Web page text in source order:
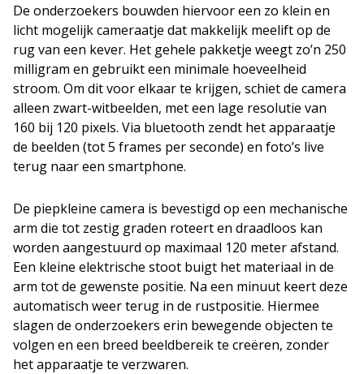
De onderzoekers bouwden hiervoor een zo klein en
licht mogelijk cameraatje dat makkelijk meelift op de
rug van een kever. Het gehele pakketje weegt zo’n 250
milligram en gebruikt een minimale hoeveelheid
stroom. Om dit voor elkaar te krijgen, schiet de camera
alleen zwart-witbeelden, met een lage resolutie van
160 bij 120 pixels. Via bluetooth zendt het apparaatje
de beelden (tot 5 frames per seconde) en foto’s live
terug naar een smartphone.
De piepkleine camera is bevestigd op een mechanische
arm die tot zestig graden roteert en draadloos kan
worden aangestuurd op maximaal 120 meter afstand.
Een kleine elektrische stoot buigt het materiaal in de
arm tot de gewenste positie. Na een minuut keert deze
automatisch weer terug in de rustpositie. Hiermee
slagen de onderzoekers erin bewegende objecten te
volgen en een breed beeldbereik te creëren, zonder
het apparaatje te verzwaren.